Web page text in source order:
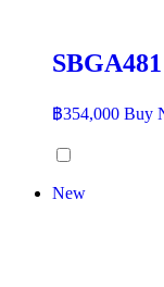
SBGA481
฿354,000 Buy
New